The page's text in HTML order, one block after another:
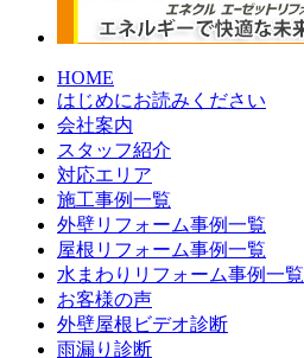
HOME
はじめにお読みください
会社案内
スタッフ紹介
対応エリア
施工事例一覧
外壁リフォーム事例一覧
屋根リフォーム事例一覧
水まわりリフォーム事例一覧
お客様の声
外壁屋根ビデオ診断
雨漏り診断